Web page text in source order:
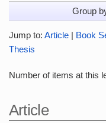
Group
Jump to: Article| Book
Thesis
Number of items at this
Article